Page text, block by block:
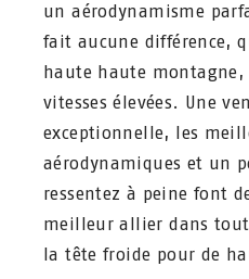
un aérodynamisme
fait aucune différence,
haute haute montagne,
vitesses élevées. Une
exceptionnelle, les
aérodynamiques et un
ressentez à peine font
meilleur allier dans
la tête froide pour de